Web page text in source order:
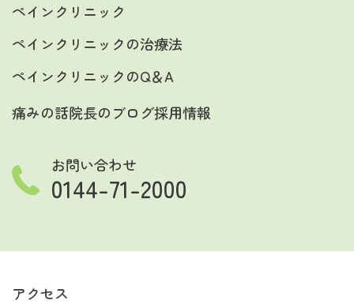
ペインクリニック
ペインクリニックの治療法
ペインクリニックのQ＆A
痛みの話院長のブログ採用情報
お問い合わせ
0144-71-2000
アクセス